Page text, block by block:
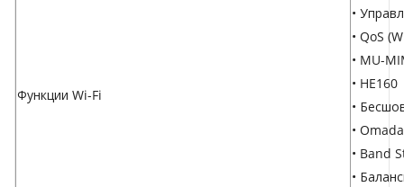
Функции Wi-Fi
•
• QoS
• MU-
• HE160
•
•
• Band
•